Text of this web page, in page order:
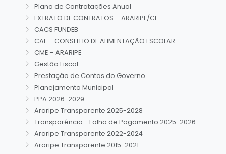
Plano de Contratações Anual
EXTRATO DE CONTRATOS – ARARIPE/CE
CACS FUNDEB
CAE – CONSELHO DE ALIMENTAÇÃO ESCOLAR
CME – ARARIPE
Gestão Fiscal
Prestação de Contas do Governo
Planejamento Municipal
PPA 2026-2029
Araripe Transparente 2025-2028
Transparência - Folha de Pagamento 2025-2026
Araripe Transparente 2022-2024
Araripe Transparente 2015-2021